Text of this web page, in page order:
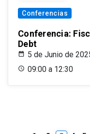
Conferencias
Conferencia:
Debt
5 de Junio de
09:00 a 12:30